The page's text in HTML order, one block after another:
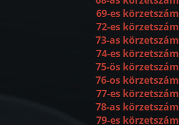
69-es körzetszám
72-es körzetszám
73-as körzetszám
74-es körzetszám
75-ös körzetszám
76-os körzetszám
77-es körzetszám
78-as körzetszám
79-es körzetszám